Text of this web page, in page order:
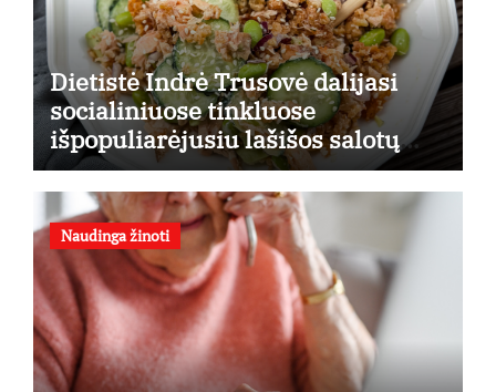
Dietistė Indrė Trusovė dalijasi
socialiniuose tinkluose
išpopuliarėjusiu lašišos salotų
receptu
Naudinga žinoti